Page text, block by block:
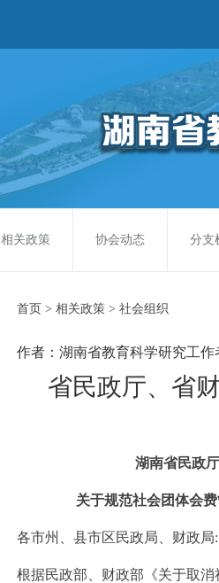
相关政策 协会动态 分支
首页 > 相关政策 > 社会组织
作者：湖南省教育科学研究工作
省民政厅、省
湖南省民政
关于规范社会团体会
各市州、县市区民政局、财政局:
根据民政部、财政部《关于取消